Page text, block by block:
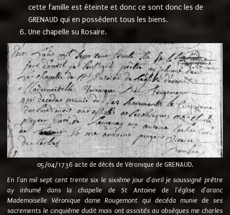
cette famille est éteinte et donc ce sont donc les de
GRENAUD qui en possèdent tous les biens.
Une chapelle su Rosaire.
05/04/1736 acte de décès de Véronique de GRENAUD.
En l'an mil sept cent trente six le sixième jour d'avril je soussigné prêtre
ay inhumé dans la chapelle de St Antoine de l'église d'aranc
Mademoiselle Véronique dame Rougemont qui decéda munie de ses
sacrements le cinquième dudit mois ont assistés au obsèques me charles